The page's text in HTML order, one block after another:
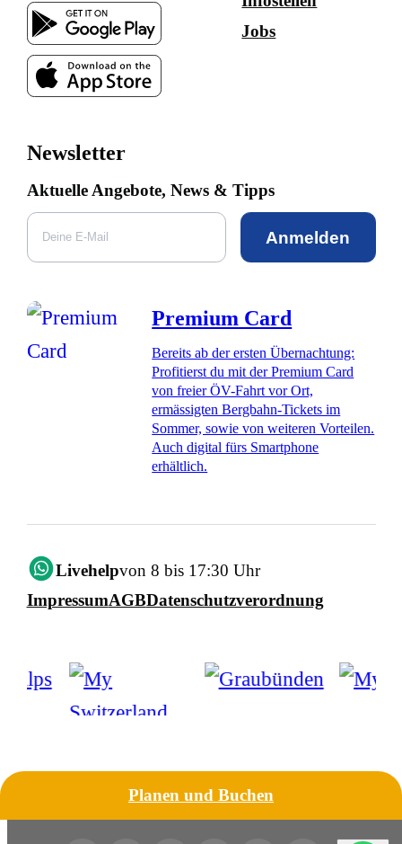
Jobs
Newsletter
Aktuelle Angebote, News & Tipps
Anmelden
Premium Card
Bereits ab der ersten Übernachtung:
Profitierst du mit der Premium Card
von freier ÖV-Fahrt vor Ort,
ermässigten Bergbahn-Tickets im
Sommer, sowie von weiteren Vorteilen.
Auch digital fürs Smartphone
erhältlich.
Livehelpvon 8 bis 17:30 Uhr
ImpressumAGBDatenschutzverordnung
Planen und Buchen